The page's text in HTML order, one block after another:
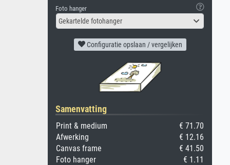
Foto hanger
Gekartelde fotohanger
Configuratie opslaan / vergelijken
Samenvatting
Print & medium
€ 71.70
Afwerking
€ 12.16
Canvas frame
€ 41.50
Foto hanger
€ 1.11